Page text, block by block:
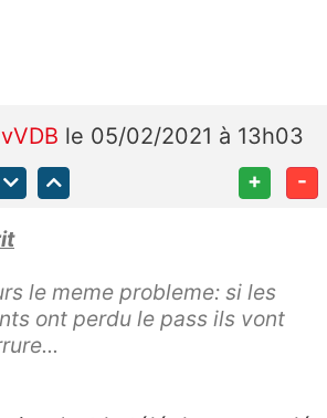
vVDB le 05/02/2021 à 13h03
+ -
le meme probleme: si les
ont perdu le pass ils vont